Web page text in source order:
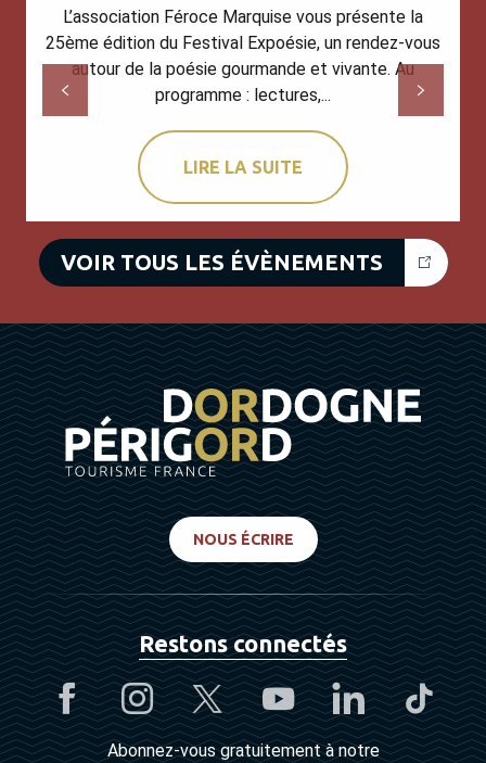
L’association Féroce Marquise vous présente la
25ème édition du Festival Expoésie, un rendez-vous
autour de la poésie gourmande et vivante. Au
programme : lectures,...
LIRE LA SUITE
VOIR TOUS LES ÉVÈNEMENTS
NOUS ÉCRIRE
Restons connectés
Abonnez-vous gratuitement à notre